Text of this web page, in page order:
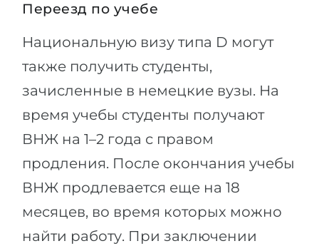
Переезд по учебе
Национальную визу типа D могут
также получить студенты,
зачисленные в немецкие вузы. На
время учебы студенты получают
ВНЖ на 1–2 года с правом
продления. После окончания учебы
ВНЖ продлевается еще на 18
месяцев, во время которых можно
найти работу. При заключении